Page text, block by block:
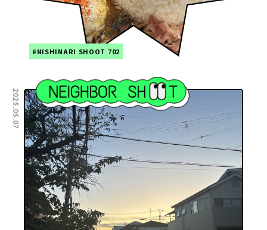
#NISHINARI SHOOT 702
2025.05.07